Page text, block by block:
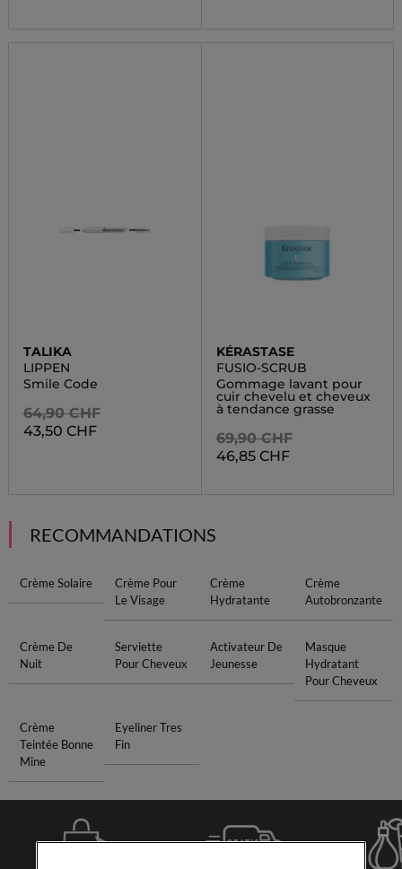
TALIKA
LIPPEN
Smile Code
64,90 CHF
43,50 CHF
KÉRASTASE
FUSIO-SCRUB
Gommage lavant pour
cuir chevelu et cheveux
à tendance grasse
69,90 CHF
46,85 CHF
RECOMMANDATIONS
Crème Solaire
Crème Pour
Le Visage
Crème
Hydratante
Crème
Autobronzante
Crème De
Nuit
Serviette
Pour Cheveux
Activateur De
Jeunesse
Masque
Hydratant
Pour Cheveux
Crème
Teintée Bonne
Mine
Eyeliner Tres
Fin